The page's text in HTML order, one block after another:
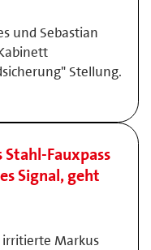
und Sebastian
Stellung.
Fauxpass
Signal, geht
irritierte Markus